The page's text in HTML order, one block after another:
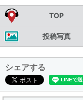
TOP
投稿写真
シェアする